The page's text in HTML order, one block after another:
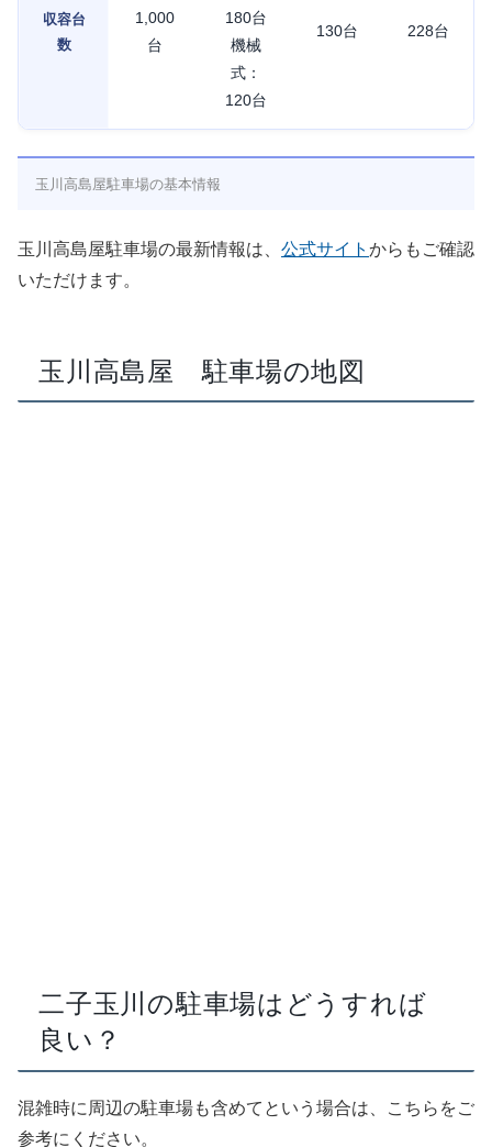
収容台
数
1,000
台
180台
機械
式：
120台
130台 228台
玉川高島屋駐車場の基本情報
玉川高島屋駐車場の最新情報は、 公式サイト からもご確認
いただけます。
玉川高島屋 駐車場の地図
二子玉川の駐車場はどうすれば
良い？
混雑時に周辺の駐車場も含めてという場合は、こちらをご
参考にください。